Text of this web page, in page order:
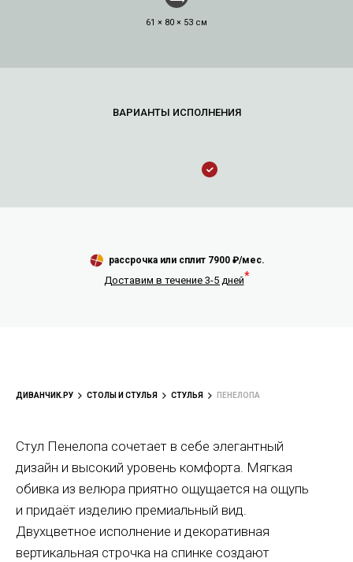
61 × 80 × 53 см
рассрочка или сплит 7900₽/мес.
Доставим в течение 3-5 дней*
ДИВАНЧИК.РУ СТОЛЫ И СТУЛЬЯ СТУЛЬЯ ПЕНЕЛОПА
Стул Пенелопа сочетает в себе элегантный
дизайн и высокий уровень комфорта. Мягкая
обивка из велюра приятно ощущается на ощупь
и придаёт изделию премиальный вид.
Двухцветное исполнение и декоративная
вертикальная строчка на спинке создают